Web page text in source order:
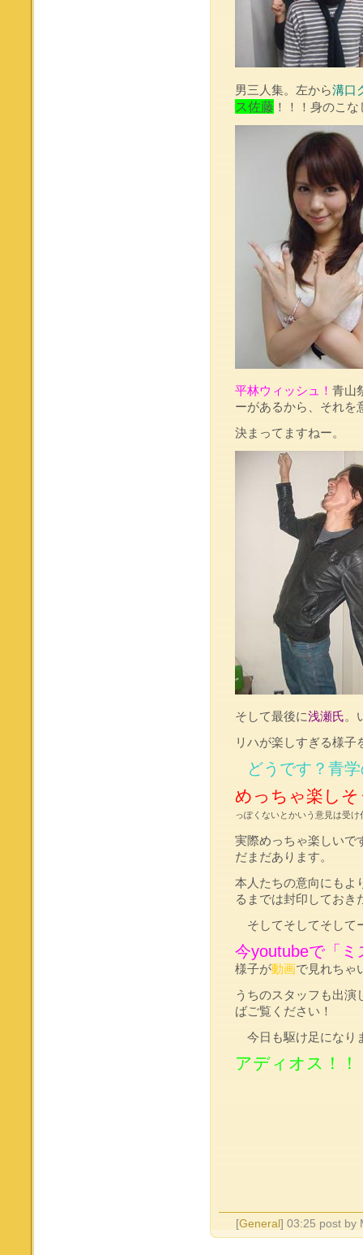
男三人集。左から溝口
ス佐藤 ！！！身のこ
平林ウィッシュ！ 青山
ーがあるから、それを
決まってますねー。
そして最後に浅瀬氏。
リハが楽しすぎる様子
どうです？青
めっちゃ楽し
っぽくないとかいう意見は受け
実際めっちゃ楽しいで
だまだあります。
本人たちの意向にもよ
るまでは封印してお
そしてそしてそして
今youtubeで「ミ
様子が動画で見れちゃ
うちのスタッフも出演
ばご覧ください！
今日も駆け足になり
アディオス！！
[General ] 03:25 post by